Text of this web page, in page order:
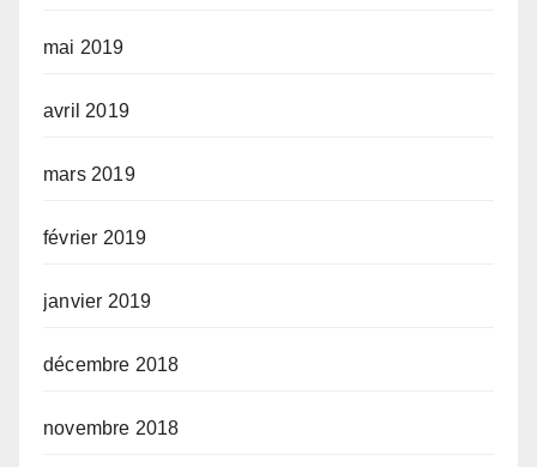
mai 2019
avril 2019
mars 2019
février 2019
janvier 2019
décembre 2018
novembre 2018